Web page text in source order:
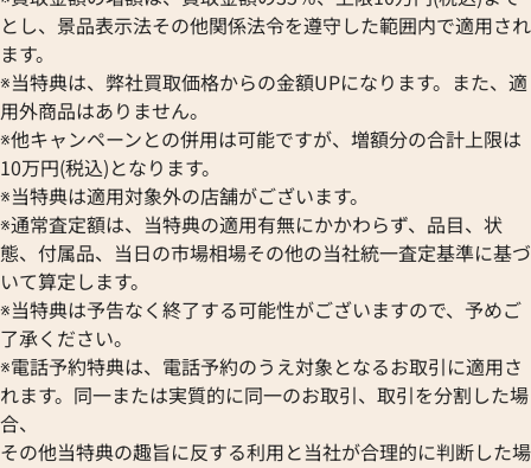
とし、景品表示法その他関係法令を遵守した範囲内で適用され
ます。
※当特典は、弊社買取価格からの金額UPになります。また、適
用外商品はありません。
※他キャンペーンとの併用は可能ですが、増額分の合計上限は
10万円(税込)となります。
※当特典は適用対象外の店舗がございます。
※通常査定額は、当特典の適用有無にかかわらず、品目、状
態、付属品、当日の市場相場その他の当社統一査定基準に基づ
いて算定します。
※当特典は予告なく終了する可能性がございますので、予めご
了承ください。
※電話予約特典は、電話予約のうえ対象となるお取引に適用さ
れます。同一または実質的に同一のお取引、取引を分割した場
合、
その他当特典の趣旨に反する利用と当社が合理的に判断した場